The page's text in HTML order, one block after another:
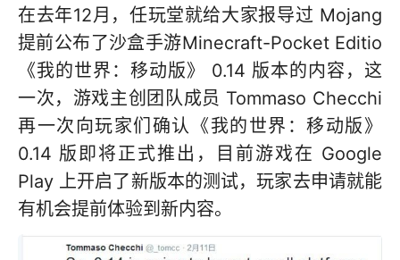
在去年12月，任玩堂就给大家报导过 Mojang
提前公布了沙盒手游Minecraft-Pocket Editio
《我的世界：移动版》 0.14 版本的内容，这
一次，游戏主创团队成员 Tommaso Checchi
再一次向玩家们确认《我的世界：移动版》
0.14 版即将正式推出，目前游戏在 Google
Play 上开启了新版本的测试，玩家去申请就能
有机会提前体验到新内容。